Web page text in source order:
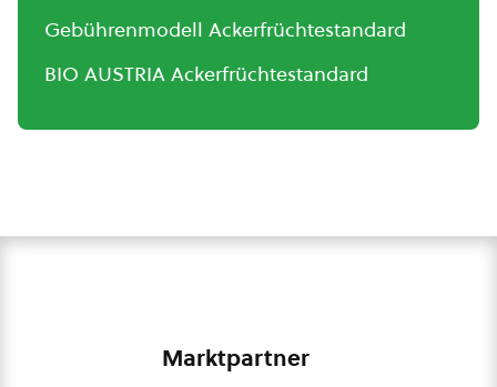
Gebührenmodell Ackerfrüchtestandard
BIO AUSTRIA Ackerfrüchtestandard
Marktpartner